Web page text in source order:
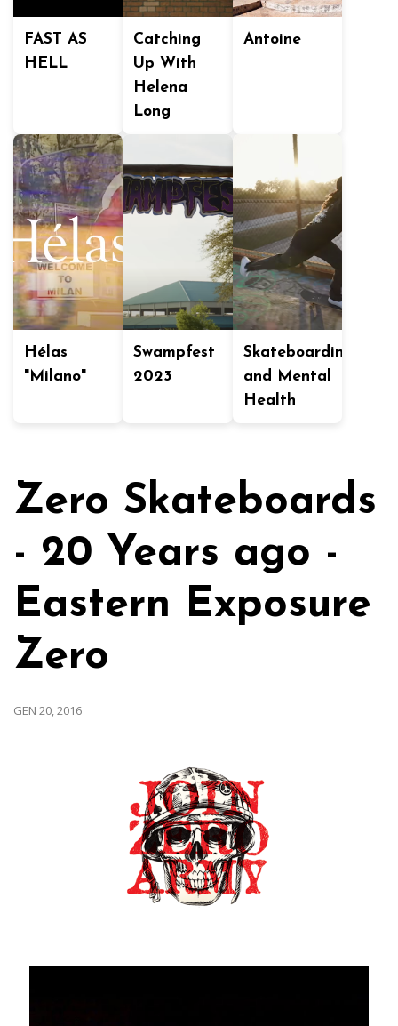
FAST AS
HELL
Catching
Up With
Helena
Long
Antoine
Hélas
"Milano"
Swampfest
2023
Skateboarding
and Mental
Health
Zero Skateboards
- 20 Years ago -
Eastern Exposure
Zero
GEN 20, 2016